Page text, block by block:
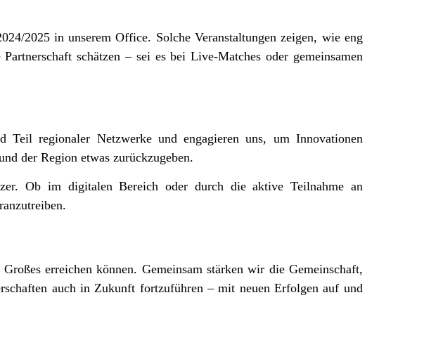
2025 in unserem Office. Solche Veranstaltungen zeigen, wie eng
schätzen – sei es bei Live-Matches oder gemeinsamen
regionaler Netzwerke und engagieren uns, um Innovationen
der Region etwas zurückzugeben.
Ob im digitalen Bereich oder durch die aktive Teilnahme an
erreichen können. Gemeinsam stärken wir die Gemeinschaft,
auch in Zukunft fortzuführen – mit neuen Erfolgen auf und